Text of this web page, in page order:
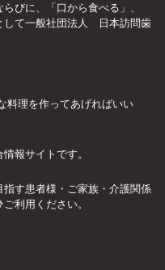
びに、「口から食べる」、
して一般社団法人 日本訪問歯
料理を作ってあげればいい
報サイトです。
指す患者様・ご家族・介護関係
利用ください。